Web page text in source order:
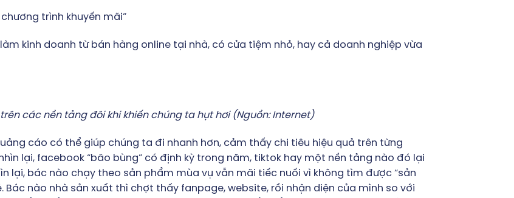
trình khuyến mãi”
kinh doanh từ bán hàng online tại nhà, có cửa tiệm nhỏ, hay cả doanh nghiệp vừa
các nền tảng đôi khi khiến chúng ta hụt hơi (Nguồn: Internet)
cáo có thể giúp chúng ta đi nhanh hơn, cảm thấy chi tiêu hiệu quả trên từng
lại, facebook “bão bùng” có định kỳ trong năm, tiktok hay một nền tảng nào đó lại
lại, bác nào chạy theo sản phẩm mùa vụ vẫn mãi tiếc nuối vì không tìm được “sản
nào nhà sản xuất thì chợt thấy fanpage, website, rồi nhận diện của mình so với